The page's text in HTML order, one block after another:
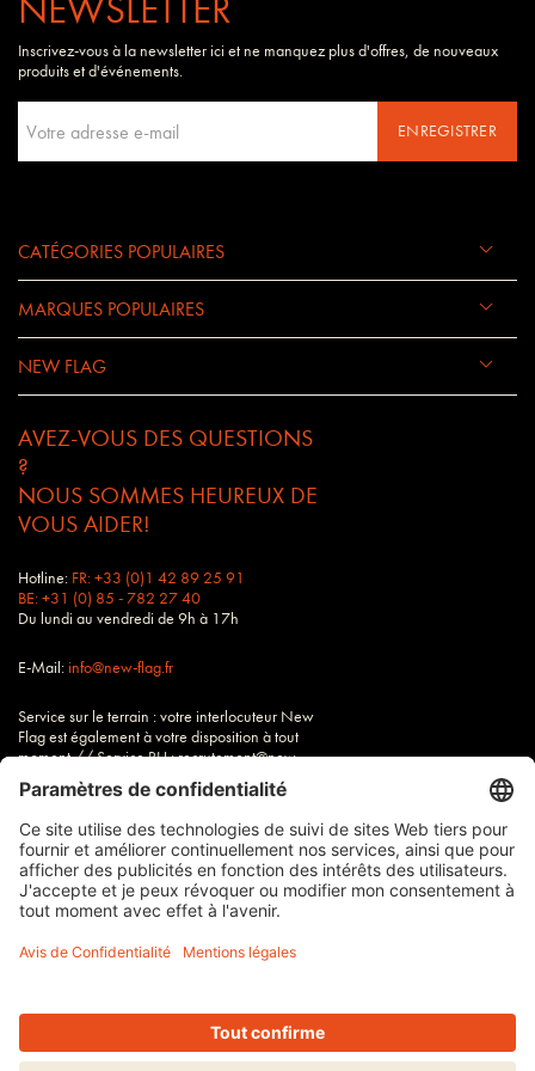
NEWSLETTER
Inscrivez-vous à la newsletter ici et ne manquez plus d'offres, de nouveaux
produits et d'événements.
ENREGISTRER
CATÉGORIES POPULAIRES
MARQUES POPULAIRES
NEW FLAG
AVEZ-VOUS DES QUESTIONS
?
NOUS SOMMES HEUREUX DE
VOUS AIDER!
Hotline: FR: +33 (0)1 42 89 25 91
BE: +31 (0) 85 - 782 27 40
Du lundi au vendredi de 9h à 17h
E-Mail:info@new-flag.fr
Service sur le terrain : votre interlocuteur New
Flag est également à votre disposition à tout
moment // Service RH : recrutement@new-
flag.fr
Tous nos tarifs sont hors TVA
Protection des données